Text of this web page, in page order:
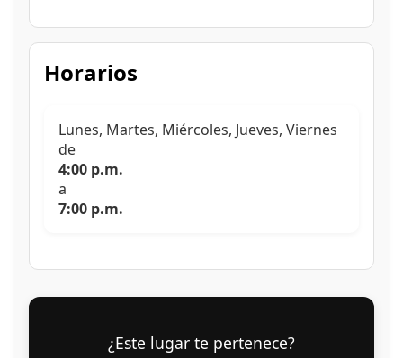
Horarios
Lunes, Martes, Miércoles, Jueves, Viernes
de
4:00 p.m.
a
7:00 p.m.
¿Este lugar te pertenece?